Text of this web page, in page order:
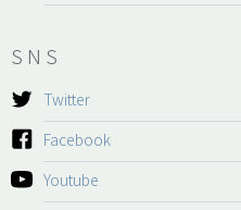
SNS
Twitter
Facebook
Youtube